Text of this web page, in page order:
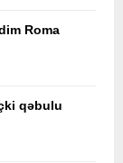
Roma
qəbulu